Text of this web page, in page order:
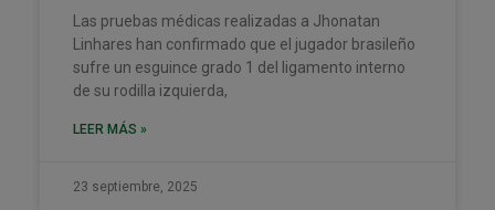
Las pruebas médicas realizadas a Jhonatan
Linhares han confirmado que el jugador brasileño
sufre un esguince grado 1 del ligamento interno
de su rodilla izquierda,
LEER MÁS »
23 septiembre, 2025